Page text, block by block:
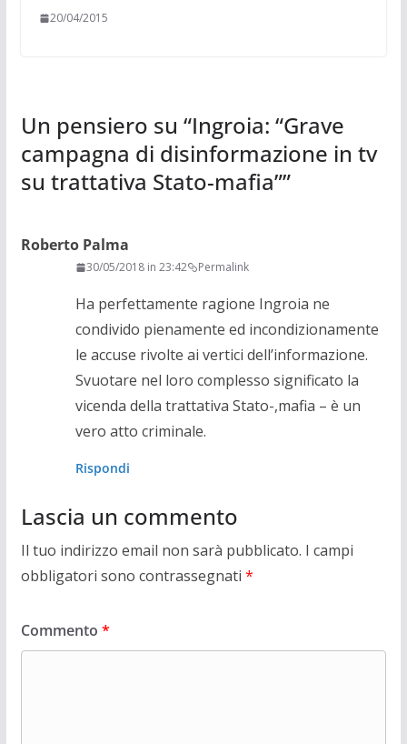
20/04/2015
Un pensiero su “Ingroia: “Grave
campagna di disinformazione in tv
su trattativa Stato-mafia””
Roberto Palma
30/05/2018 in 23:42 Permalink
Ha perfettamente ragione Ingroia ne
condivido pienamente ed incondizionamente
le accuse rivolte ai vertici dell’informazione.
Svuotare nel loro complesso significato la
vicenda della trattativa Stato-,mafia – è un
vero atto criminale.
Rispondi
Lascia un commento
Il tuo indirizzo email non sarà pubblicato. I campi
obbligatori sono contrassegnati *
Commento *